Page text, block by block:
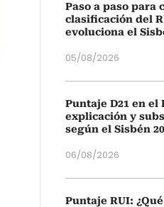
Paso a paso para
clasificación del
evoluciona el
05/08/2026
Puntaje D21 en el
explicación y
según el Sisbén
06/08/2026
Puntaje RUI: